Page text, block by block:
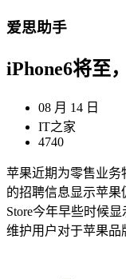
爱思助手
iPhone6将至
08 月 14 日
IT之家
4740
苹果近期为零售业务
的招聘信息显示苹果
Store今年早些时候
维护用户对于苹果品